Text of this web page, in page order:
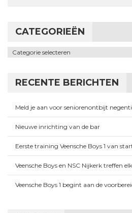
CATEGORIEËN
Categorieën
RECENTE BERICHTEN
Meld je aan voor seniorenontbijt
Nieuwe inrichting van de bar
Eerste training Veensche Boys 1 van
Veensche Boys en NSC Nijkerk treffen
Veensche Boys 1 begint aan de